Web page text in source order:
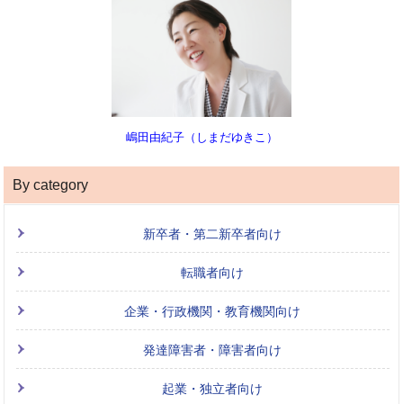
嶋田由紀子（しまだゆきこ）
By category
新卒者・第二新卒者向け
転職者向け
企業・行政機関・教育機関向け
発達障害者・障害者向け
起業・独立者向け